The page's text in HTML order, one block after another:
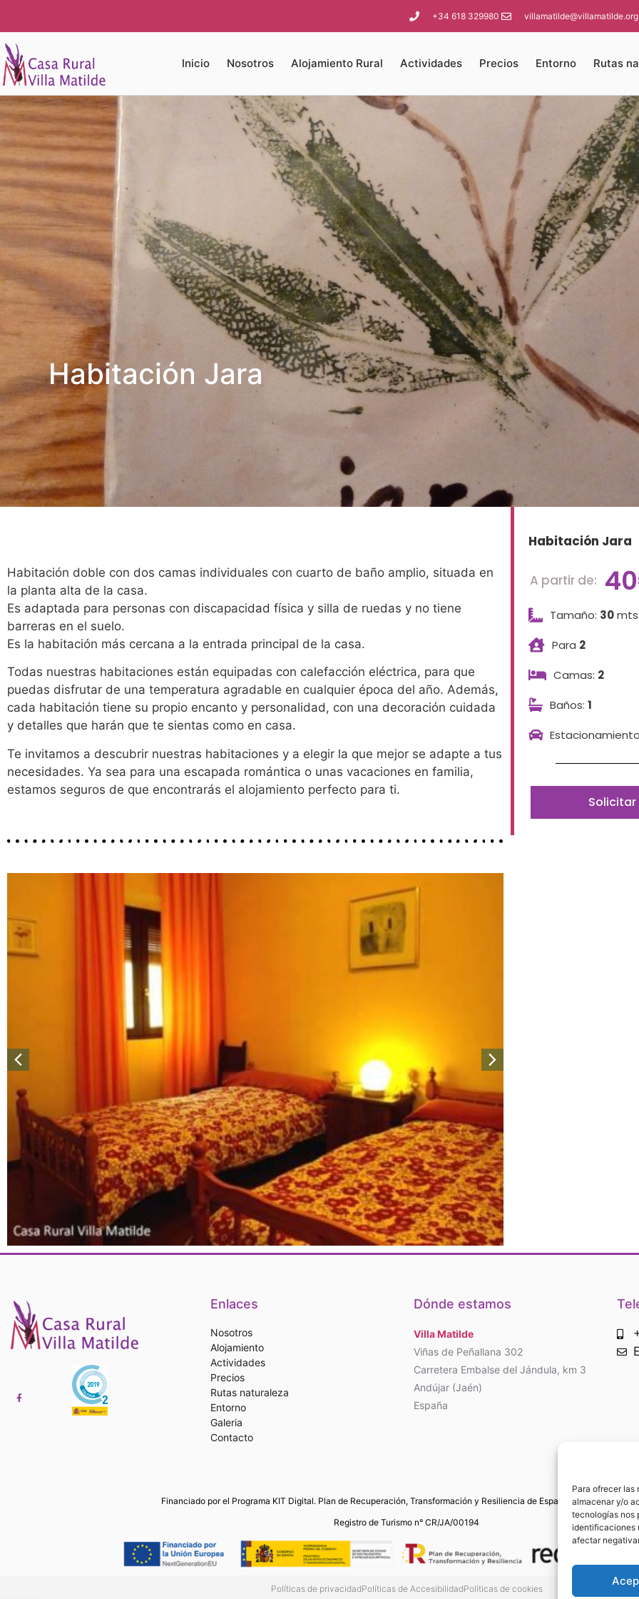
Para ofrecer las
almacenar y/o
tecnologías nos
identificaciones
afectar
+34 618 329980 villamatilde@villamatilde.org
Inicio Nosotros Alojamiento Rural Actividades Precios Entorno Rutas
Habitación Jara
Habitación doble con dos camas individuales con cuarto de baño amplio, situada en
la planta alta de la casa.
Es adaptada para personas con discapacidad física y silla de ruedas y no tiene
barreras en el suelo.
Es la habitación más cercana a la entrada principal de la casa.
Todas nuestras habitaciones están equipadas con calefacción eléctrica, para que
puedas disfrutar de una temperatura agradable en cualquier época del año. Además,
cada habitación tiene su propio encanto y personalidad, con una decoración cuidada
y detalles que harán que te sientas como en casa.
Te invitamos a descubrir nuestras habitaciones y a elegir la que mejor se adapte a tus
necesidades. Ya sea para una escapada romántica o unas vacaciones en familia,
estamos seguros de que encontrarás el alojamiento perfecto para ti.
Habitación Jara
A partir de:
Tamaño: 30
Para 2
Camas: 2
Baños: 1
Enlaces
Nosotros
Alojamiento
Actividades
Precios
Rutas naturaleza
Entorno
Galeria
Contacto
Dónde estamos
Villa Matilde
Viñas de Peñallana 302
Carretera Embalse del Jándula, km 3
Andújar (Jaén)
España
Financiado por el Programa KIT Digital. Plan de Recuperación, Transformación y Resiliencia de España ‘Next Generation
Registro de Turismo n° CR/JA/00194
Políticas de privacidadPolíticas de AccesibilidadPolíticas de cookies